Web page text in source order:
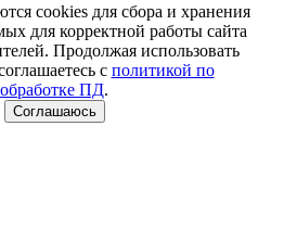
cookies для сбора и хранения
для корректной работы сайта
Продолжая использовать
с политикой по
обработке ПД.
Соглашаюсь